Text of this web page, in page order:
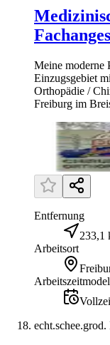
Meine moderne
Einzugsgebiet
Orthopädie /
Freiburg im
Entfernung
233,1
Arbeitsort